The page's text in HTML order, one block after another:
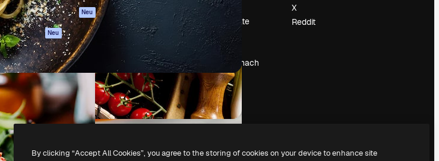
MCP für
Claude/ChatGPT
Neu
Agenten Neu
API
Mobile App
Alle Magnific-Tools
Vertrauenszentrum
Partner
Unternehmen
Slidesgo
Deine Inhalte
verkaufen
Pressesaal
Suchst du nach
magnific.ai
X
Reddit
Alle Rechte vorbehalten .
By clicking “Accept All Cookies”, you agree to the storing of cookies on your device to enhance site